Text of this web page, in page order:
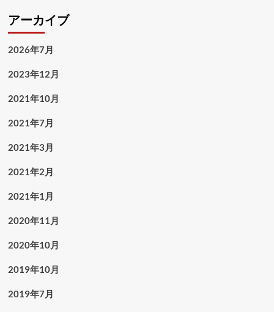
アーカイブ
2026年7月
2023年12月
2021年10月
2021年7月
2021年3月
2021年2月
2021年1月
2020年11月
2020年10月
2019年10月
2019年7月